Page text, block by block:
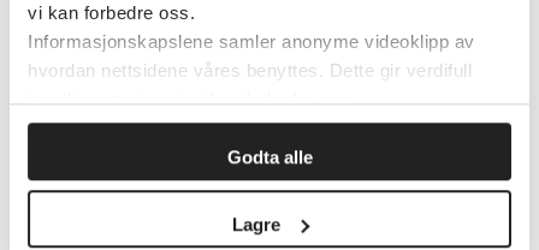
vi kan forbedre oss.
Informasjonskapslene samler anonyme videoklipp av
hvordan nettsidene våres benyttes. Dette gir verdifull
innsikt som gjør at vi kan forbedre oss.
Godta alle
Lagre
Til sykehus ved mer enn lette
symptomer (kraftige magesymptomer,
uttalt takykardi, svimmelhet, sløvhet,
svakhet i muskulatur, uro, forvirring
eller sløvhet).
Ved store, selvpåførte inntak til lege
for vurdering og ev observasjon.